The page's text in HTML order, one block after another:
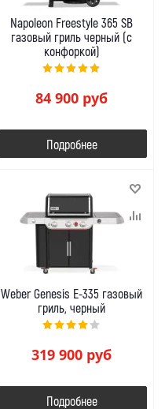
Napoleon Freestyle 365 SB
газовый гриль черный (с
конфоркой)
84 900 руб
Подробнее
Weber Genesis E-335 газовый
гриль, черный
319 900 руб
Подробнее